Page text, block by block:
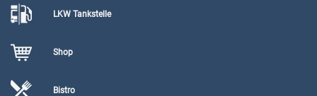
LKW Tankstelle
Shop
Bistro